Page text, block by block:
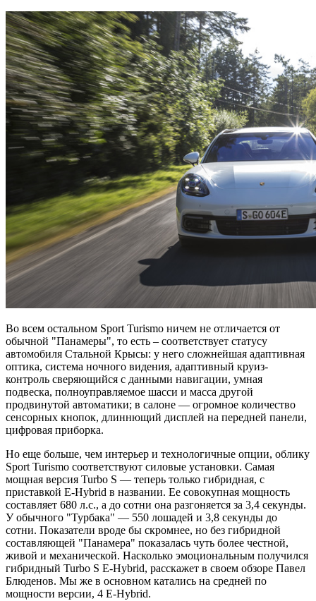
Во всем остальном Sport Turismo ничем не отличается от
обычной "Панамеры", то есть – соответствует статусу
автомобиля Стальной Крысы: у него сложнейшая адаптивная
оптика, система ночного видения, адаптивный круиз-
контроль сверяющийся с данными навигации, умная
подвеска, полноуправляемое шасси и масса другой
продвинутой автоматики; в салоне — огромное количество
сенсорных кнопок, длиннющий дисплей на передней панели,
цифровая приборка.
Но еще больше, чем интерьер и технологичные опции, облику
Sport Turismo соответствуют силовые установки. Самая
мощная версия Turbo S — теперь только гибридная, с
приставкой E-Hybrid в названии. Ее совокупная мощность
составляет 680 л.с., а до сотни она разгоняется за 3,4 секунды.
У обычного "Турбака" — 550 лошадей и 3,8 секунды до
сотни. Показатели вроде бы скромнее, но без гибридной
составляющей "Панамера" показалась чуть более честной,
живой и механической. Насколько эмоциональным получился
гибридный Turbo S E-Hybrid, расскажет в своем обзоре Павел
Блюденов. Мы же в основном катались на средней по
мощности версии, 4 E-Hybrid.